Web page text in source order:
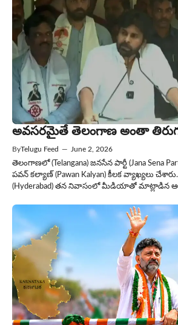
అవసరమైతే తెలంగాణ అంతా
ByTelugu Feed — June 2, 2026
తెలంగాణలో (Telangana) జనసేన పార్టీ (Jana Sena
పవన్ కల్యాణ్ (Pawan Kalyan) కీలక వ్యాఖ్యలు
(Hyderabad) తన నివాసంలో మీడియాతో మాట్లాడిన